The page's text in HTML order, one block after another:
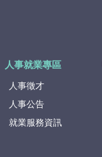
人事就業專區
人事徵才
人事公告
就業服務資訊